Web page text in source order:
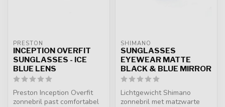
PRESTON
INCEPTION OVERFIT
SUNGLASSES - ICE
BLUE LENS
Preston Inception Overfit
zonnebril past comfortabel
SHIMANO
SUNGLASSES
EYEWEAR MATTE
BLACK & BLUE MIRROR
Lichtgewicht Shimano
zonnebril met matzwarte